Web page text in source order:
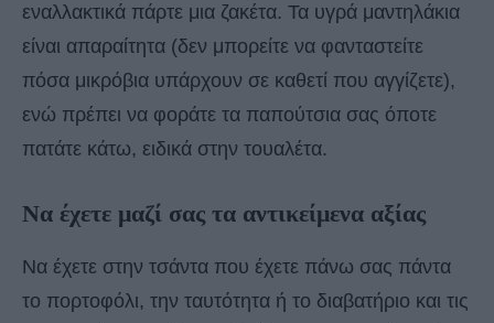
εναλλακτικά πάρτε μια ζακέτα. Τα υγρά μαντηλάκια
είναι απαραίτητα (δεν μπορείτε να φανταστείτε
πόσα μικρόβια υπάρχουν σε καθετί που αγγίζετε),
ενώ πρέπει να φοράτε τα παπούτσια σας όποτε
πατάτε κάτω, ειδικά στην τουαλέτα.
Να έχετε μαζί σας τα αντικείμενα αξίας
Να έχετε στην τσάντα που έχετε πάνω σας πάντα
το πορτοφόλι, την ταυτότητα ή το διαβατήριο και τις